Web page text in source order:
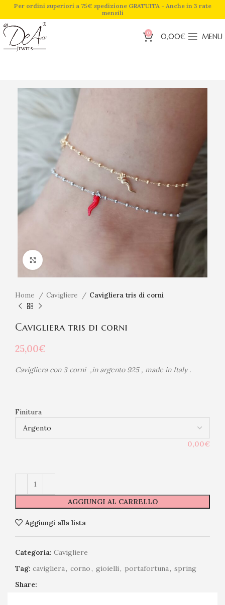
Per ordini superiori a 75€ spedizione GRATUITA - Anche in 3 rate
mensili
0 0,00€ MENU
Home Cavigliere Cavigliera tris di corni
Cavigliera tris di corni
25,00€
Cavigliera con 3 corni ,in argento 925 , made in Italy .
Finitura
0,00€
AGGIUNGI AL CARRELLO
Aggiungi alla lista
Categoria: Cavigliere
Tag: cavigliera, corno, gioielli, portafortuna, spring
Share: